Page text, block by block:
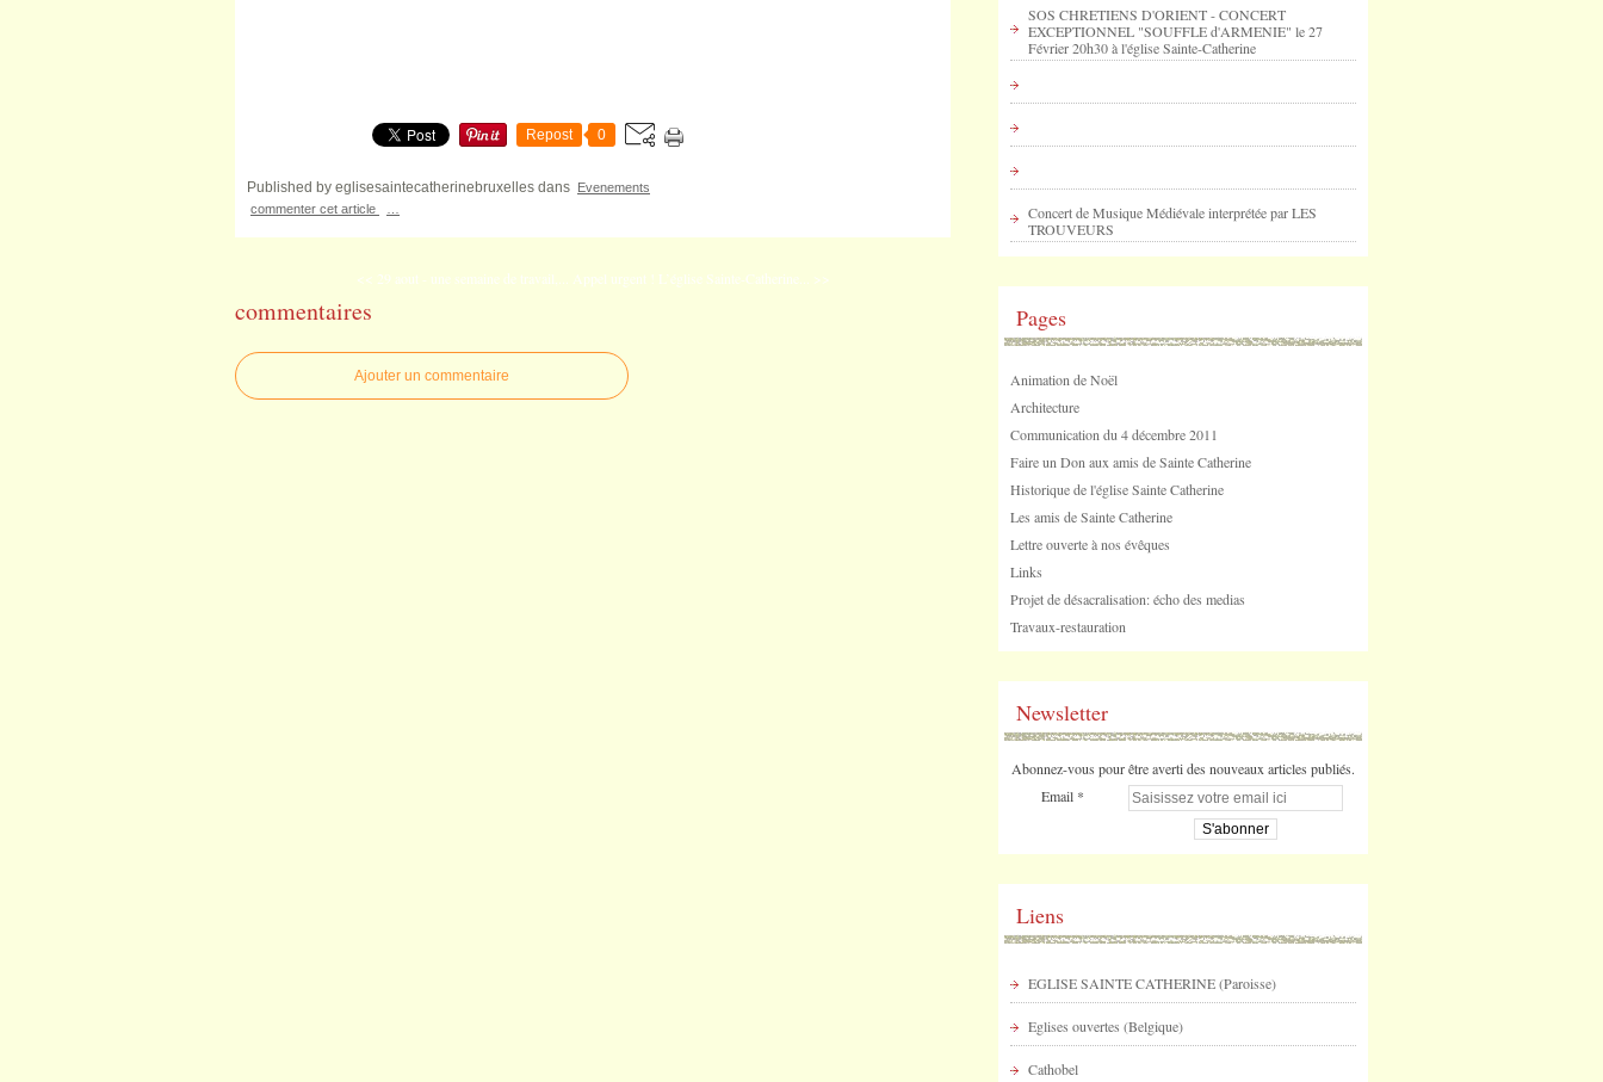
Repost 0
Published by eglisesaintecatherinebruxelles dans Evenements
commenter cet article
<< 29 aout - une semaine de travail,... Appel urgent ! L’église Sainte-Catherine... >>
commentaires
Ajouter un commentaire
SOS CHRETIENS D'ORIENT - CONCERT
EXCEPTIONNEL "SOUFFLE d'ARMENIE" le 27
Février 20h30 à l'église Sainte-Catherine
Concert de Musique Médiévale interprétée par LES
TROUVEURS
Pages
Animation de Noël
Architecture
Communication du 4 décembre 2011
Faire un Don aux amis de Sainte Catherine
Historique de l'église Sainte Catherine
Les amis de Sainte Catherine
Lettre ouverte à nos évêques
Links
Projet de désacralisation: écho des medias
Travaux-restauration
Newsletter
Abonnez-vous pour être averti des nouveaux articles publiés.
Email
Liens
EGLISE SAINTE CATHERINE (Paroisse)
Eglises ouvertes (Belgique)
Cathobel